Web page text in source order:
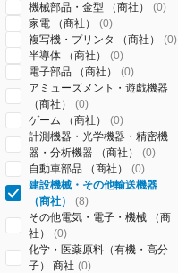
機械部品・金型 （商社）
(0)
家電 （商社）
(0)
複写機・プリンタ （商社）
(0)
半導体 （商社）
(0)
電子部品 （商社）
(0)
アミューズメント・遊戯機器
（商社）
(0)
ゲーム （商社）
(0)
計測機器・光学機器・精密機
器・分析機器 （商社）
(0)
自動車部品 （商社）
(0)
建設機械・その他輸送機器
（商社）
(8)
その他電気・電子・機械 （商
社）
(0)
化学・医薬原料（有機・高分
子） 商社 (0)